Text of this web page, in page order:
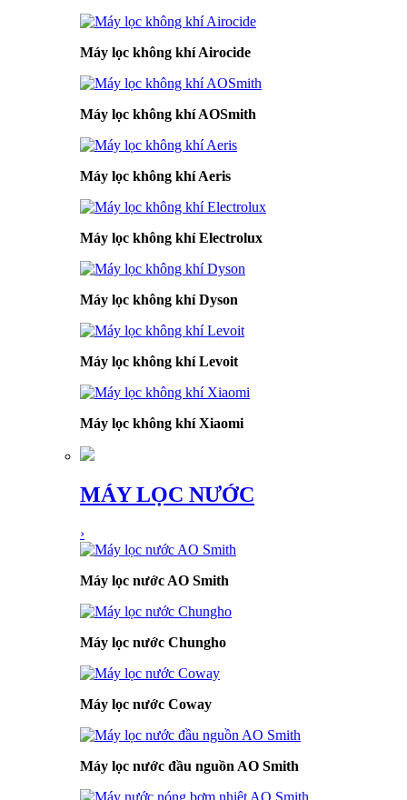
Máy lọc không khí Airocide
Máy lọc không khí AOSmith
Máy lọc không khí Aeris
Máy lọc không khí Electrolux
Máy lọc không khí Dyson
Máy lọc không khí Levoit
Máy lọc không khí Xiaomi
MÁY LỌC NƯỚC
›
Máy lọc nước AO Smith
Máy lọc nước Chungho
Máy lọc nước Coway
Máy lọc nước đầu nguồn AO Smith